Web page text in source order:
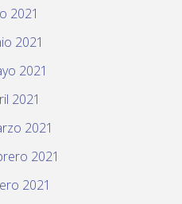
2021
2021
2021
2021
2021
2021
2021